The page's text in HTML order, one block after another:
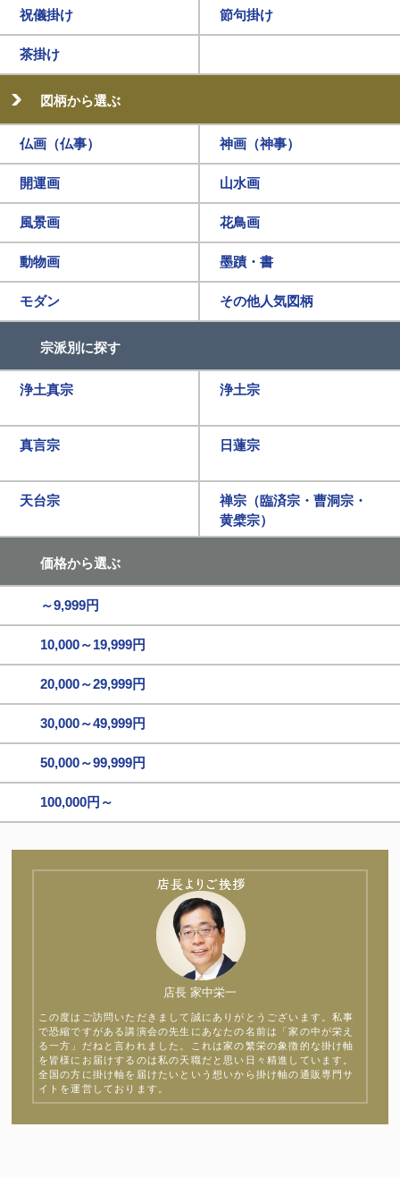
祝儀掛け 節句掛け
茶掛け
図柄から選ぶ
仏画（仏事） 神画（神事）
開運画 山水画
風景画 花鳥画
動物画 墨蹟・書
モダン その他人気図柄
宗派別に探す
浄土真宗 浄土宗
真言宗 日蓮宗
天台宗
禅宗（臨済宗・曹洞宗・
黄檗宗）
価格から選ぶ
～9,999円
10,000～19,999円
20,000～29,999円
30,000～49,999円
50,000～99,999円
100,000円～
店長 家中栄一
この度はご訪問いただきまして誠にありがとうございます。私事
で恐縮ですがある講演会の先生にあなたの名前は「家の中が栄え
る一方」だねと言われました。これは家の繁栄の象徴的な掛け軸
を皆様にお届けするのは私の天職だと思い日々精進しています。
全国の方に掛け軸を届けたいという想いから掛け軸の通販専門サ
イトを運営しております。